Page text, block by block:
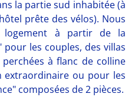
la partie sud inhabitée (à
prête des vélos). Nous
logement à partir de la
les couples, des villas
à flanc de colline
extraordinaire ou pour les
composées de 2 pièces.